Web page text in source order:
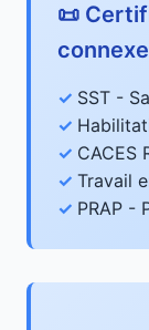
📜
SST -
CACES
Travail
PRAP -